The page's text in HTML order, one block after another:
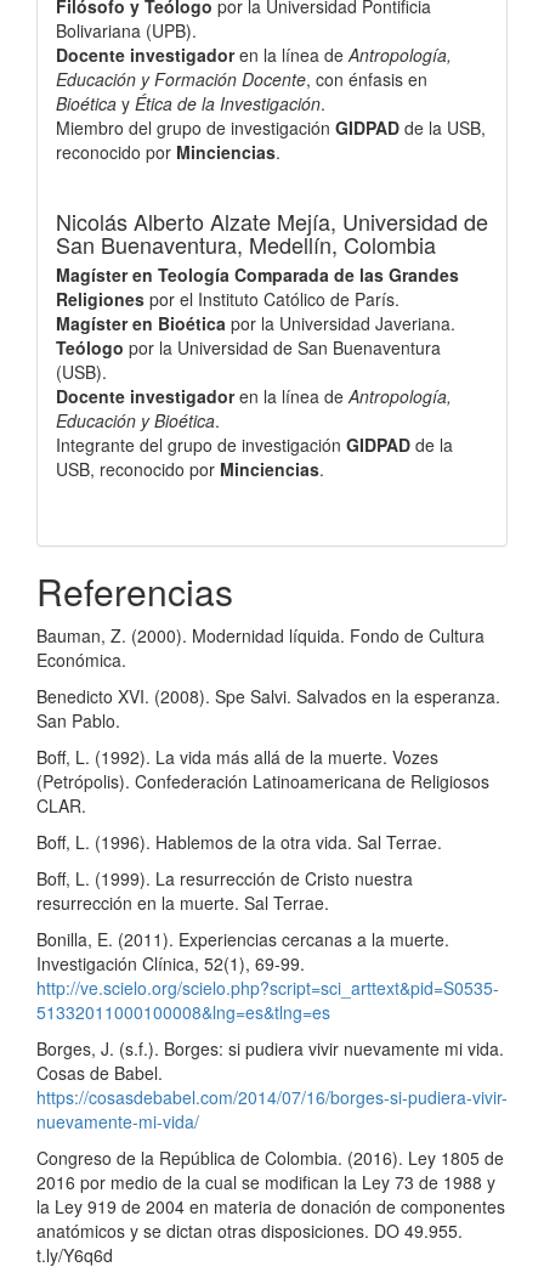
Filósofo y Teólogo por la Universidad Pontificia
Bolivariana (UPB).
Docente investigadoren la línea deAntropología,
Educación y Formación Docente, con énfasis en
Bioética y Ética de la Investigación.
Miembro del grupo de investigación GIDPAD de la USB,
reconocido por Minciencias.
Nicolás Alberto Alzate Mejía, Universidad de
San Buenaventura, Medellín, Colombia
Magíster en Teología Comparada de las Grandes
Religiones por el Instituto Católico de París.
Magíster en Bioética por la Universidad Javeriana.
Teólogo por la Universidad de San Buenaventura
(USB).
Docente investigadoren la línea deAntropología,
Educación y Bioética.
Integrante del grupo de investigación GIDPAD de la
USB, reconocido por Minciencias.
Referencias
Bauman, Z. (2000). Modernidad líquida. Fondo de Cultura
Económica.
Benedicto XVI. (2008). Spe Salvi. Salvados en la esperanza.
San Pablo.
Boff, L. (1992). La vida más allá de la muerte. Vozes
(Petrópolis). Confederación Latinoamericana de Religiosos
CLAR.
Boff, L. (1996). Hablemos de la otra vida. Sal Terrae.
Boff, L. (1999). La resurrección de Cristo nuestra
resurrección en la muerte. Sal Terrae.
Bonilla, E. (2011). Experiencias cercanas a la muerte.
Investigación Clínica, 52(1), 69-99.
http://ve.scielo.org/scielo.php?script=sci_arttext&pid=S0535-
51332011000100008&lng=es&tlng=es
Borges, J. (s.f.). Borges: si pudiera vivir nuevamente mi vida.
Cosas de Babel.
https://cosasdebabel.com/2014/07/16/borges-si-pudiera-vivir-
nuevamente-mi-vida/
Congreso de la República de Colombia. (2016). Ley 1805 de
2016 por medio de la cual se modifican la Ley 73 de 1988 y
la Ley 919 de 2004 en materia de donación de componentes
anatómicos y se dictan otras disposiciones. DO 49.955.
t.ly/Y6q6d